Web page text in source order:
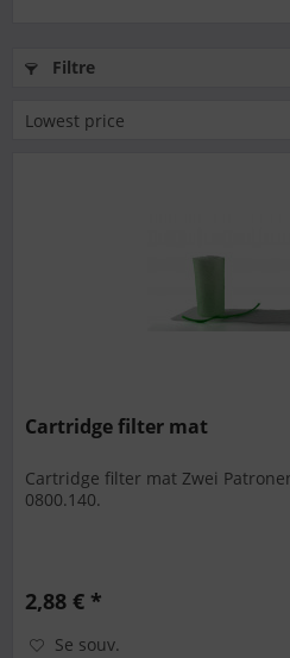
Filtre
Cartridge filter mat
Cartridge filter mat Zwei
0800.140.
2,88 € *
Se souv.